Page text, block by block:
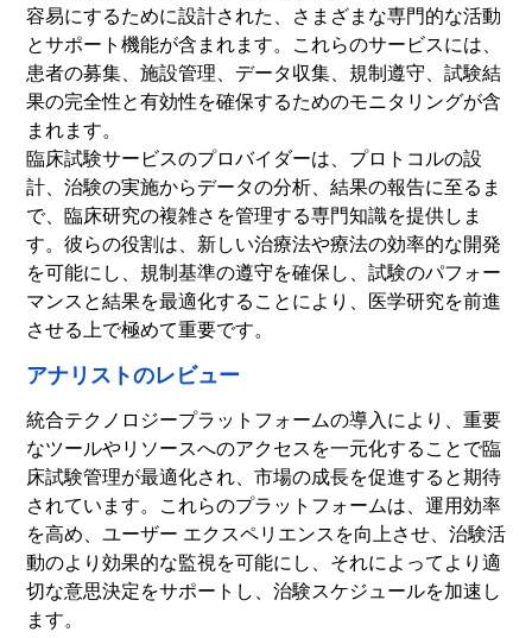
容易にするために設計された、さまざまな専門的な活動
とサポート機能が含まれます。これらのサービスには、
患者の募集、施設管理、データ収集、規制遵守、試験結
果の完全性と有効性を確保するためのモニタリングが含
まれます。
臨床試験サービスのプロバイダーは、プロトコルの設
計、治験の実施からデータの分析、結果の報告に至るま
で、臨床研究の複雑さを管理する専門知識を提供しま
す。彼らの役割は、新しい治療法や療法の効率的な開発
を可能にし、規制基準の遵守を確保し、試験のパフォー
マンスと結果を最適化することにより、医学研究を前進
させる上で極めて重要です。
アナリストのレビュー
統合テクノロジープラットフォームの導入により、重要
なツールやリソースへのアクセスを一元化することで臨
床試験管理が最適化され、市場の成長を促進すると期待
されています。これらのプラットフォームは、運用効率
を高め、ユーザー エクスペリエンスを向上させ、治験活
動のより効果的な監視を可能にし、それによってより適
切な意思決定をサポートし、治験スケジュールを加速し
ます。